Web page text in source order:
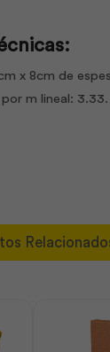
x 8cm de
por m lineal: 3.33.